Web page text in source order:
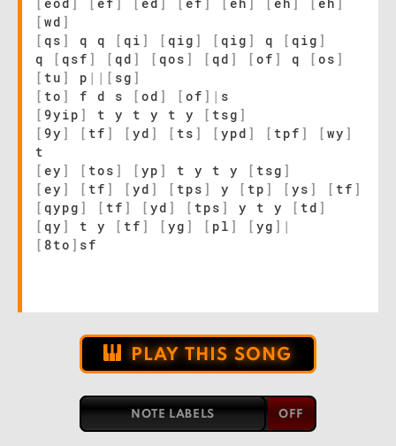
[ wd ]
[ qs ] q q [ qi ] [ qig ] [ qig ] q [ qig ]
q
[ qsf ] [ qd ] [ qos ] [ qd ] [ of ] q [ os ]
[ tu ] p | | [ sg ]
[ to ] f d s [ od ] [ of ] | s
[ 9yip ] t y t y t y [ tsg ]
[ 9y ] [ tf ] [ yd ] [ ts ] [ ypd ] [ tpf ] [ wy ]
t
[ ey ] [ tos ] [ yp ] t y t y [ tsg ]
[ ey ] [ tf ] [ yd ] [ tps ] y [ tp ] [ ys ] [ tf ]
[ qypg ] [ tf ] [ yd ] [ tps ] y t y [ td ]
[ qy ] t y [ tf ] [ yg ] [ pl ] [ yg ] |
[ 8to ] sf
PLAY THIS SONG
NOTE LABELS